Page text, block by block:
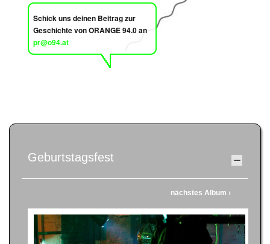
Schick uns deinen Beitrag zur
Geschichte von ORANGE 94.0 an
pr@o94.at